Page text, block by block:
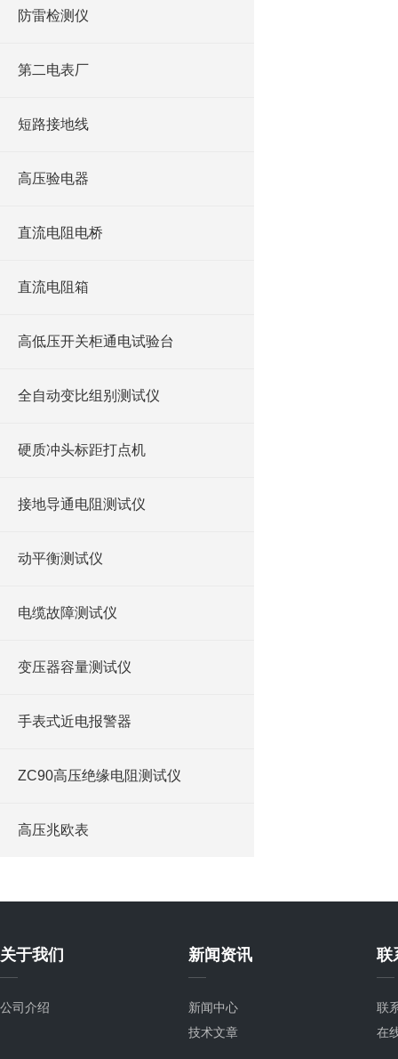
防雷检测仪
第二电表厂
短路接地线
高压验电器
直流电阻电桥
直流电阻箱
高低压开关柜通电试验台
全自动变比组别测试仪
硬质冲头标距打点机
接地导通电阻测试仪
动平衡测试仪
电缆故障测试仪
变压器容量测试仪
手表式近电报警器
ZC90高压绝缘电阻测试仪
高压兆欧表
关于我们
公司介绍
新闻资讯
新闻中心
技术文章
联
联
在